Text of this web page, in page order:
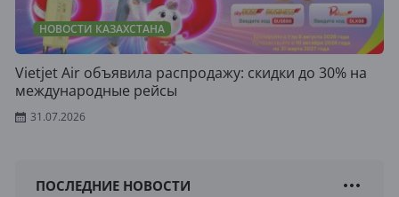
НОВОСТИ КАЗАХСТАНА
Vietjet Air объявила распродажу: скидки до 30% на
международные рейсы
31.07.2026
ПОСЛЕДНИЕ НОВОСТИ